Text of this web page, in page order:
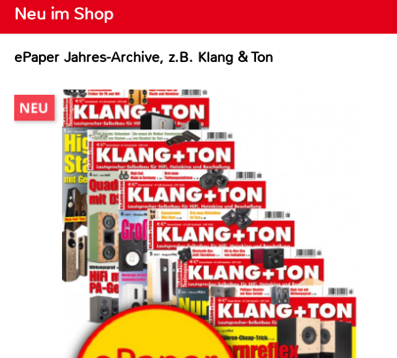
Neu im Shop
ePaper Jahres-Archive, z.B. Klang & Ton